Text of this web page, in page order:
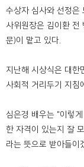
수상자 심사와 선정은
사위원장은 김이환 전
문)이 맡고 있다.
지난해 시상식은 대한
사회적 거리두기 지침
심은경 배우는 "이렇
한 자격이 있는지 잘
라는 뜻으로 받아들이